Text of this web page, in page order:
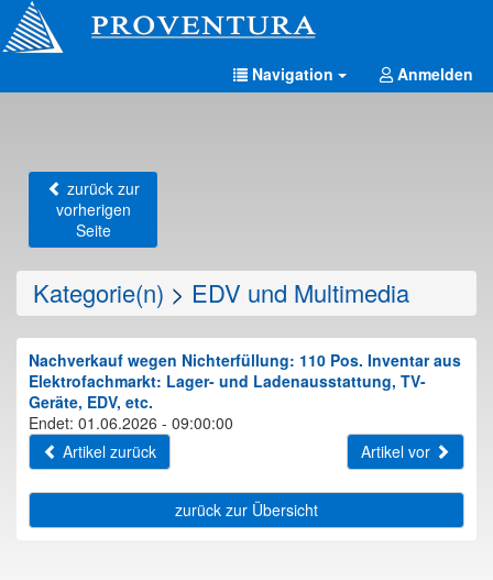
Navigation Anmelden
zurück zur
vorherigen
Seite
Kategorie(n) > EDV und Multimedia
Nachverkauf wegen Nichterfüllung: 110 Pos. Inventar aus
Elektrofachmarkt: Lager- und Ladenausstattung, TV-
Geräte, EDV, etc.
Endet: 01.06.2026 - 09:00:00
Artikel zurück
Artikel vor
zurück zur Übersicht